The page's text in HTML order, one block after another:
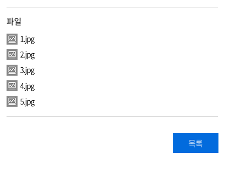
파일
1.jpg
2.jpg
3.jpg
4.jpg
5.jpg
목록